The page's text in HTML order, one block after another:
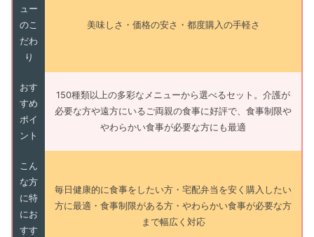
ュー
のこ
だわ
り
美味しさ・価格の安さ・都度購入の手軽さ
おす
すめ
ポイ
ント
150種類以上の多彩なメニューから選べるセット。介護が
必要な方や遠方にいるご両親の食事に好評で、食事制限や
やわらかい食事が必要な方にも最適
こん
な方
に特
にお
すす
毎日健康的に食事をしたい方・宅配弁当を安く購入したい
方に最適・食事制限がある方・やわらかい食事が必要な方
まで幅広く対応